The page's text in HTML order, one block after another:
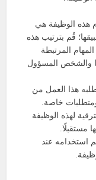
هذه الوظيفة هي
قُم بترتيب هذه
المرتبطة
والشخص المسؤول
هذا العمل من
خاصة.
لهذه الوظيفة
مستقبلًا.
استخدامه عند